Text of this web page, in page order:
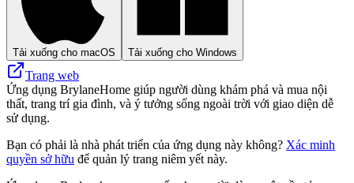
Tải xuống cho macOS Tải xuống cho Windows
Trang web
Ứng dụng BrylaneHome giúp người dùng khám phá và mua nội
thất, trang trí gia đình, và ý tưởng sống ngoài trời với giao diện dễ
sử dụng.
Bạn có phải là nhà phát triển của ứng dụng này không? Xác minh
quyền sở hữu để quản lý trang niêm yết này.